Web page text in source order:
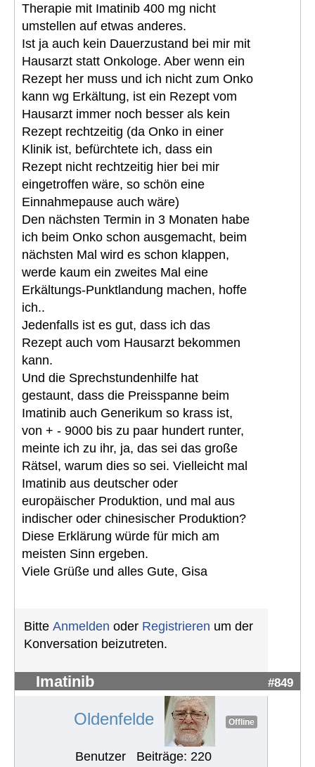
Therapie mit Imatinib 400 mg nicht
umstellen auf etwas anderes.
Ist ja auch kein Dauerzustand bei mir mit
Hausarzt statt Onkologe. Aber wenn ein
Rezept her muss und ich nicht zum Onko
kann wg Erkältung, ist ein Rezept vom
Hausarzt immer noch besser als kein
Rezept rechtzeitig (da Onko in einer
Klinik ist, befürchtete ich, dass ein
Rezept nicht rechtzeitig hier bei mir
eingetroffen wäre, so schön eine
Einnahmepause auch wäre)
Den nächsten Termin in 3 Monaten habe
ich beim Onko schon ausgemacht, beim
nächsten Mal wird es schon klappen,
werde kaum ein zweites Mal eine
Erkältungs-Punktlandung machen, hoffe
ich..
Jedenfalls ist es gut, dass ich das
Rezept auch vom Hausarzt bekommen
kann.
Und die Sprechstundenhilfe hat
gestaunt, dass die Preisspanne beim
Imatinib auch Generikum so krass ist,
von + - 9000 bis zu paar hundert runter,
meinte ich zu ihr, ja, das sei das große
Rätsel, warum dies so sei. Vielleicht mal
Imatinib aus deutscher oder
europäischer Produktion, und mal aus
indischer oder chinesischer Produktion?
Diese Erklärung würde für mich am
meisten Sinn ergeben.
Viele Grüße und alles Gute, Gisa
Bitte Anmelden oder Registrieren um der
Konversation beizutreten.
Imatinib #849
Oldenfelde Offline
Benutzer Beiträge: 220